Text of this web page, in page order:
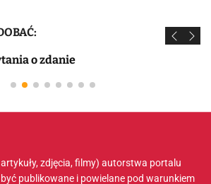
o zdanie
zdjęcia, filmy) autorstwa portalu
publikowane i powielane pod warunkiem